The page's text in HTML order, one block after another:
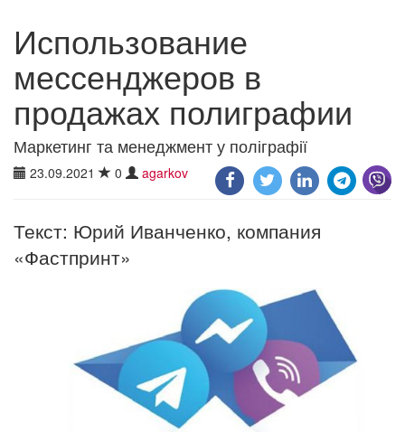
Использование
мессенджеров в
продажах полиграфии
Маркетинг та менеджмент у поліграфії
23.09.2021 0 agarkov
Текст: Юрий Иванченко, компания
«Фастпринт»